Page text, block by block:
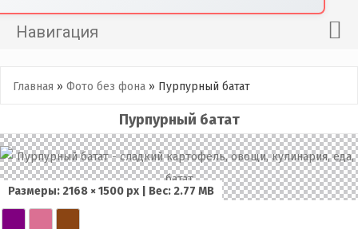
Навигация
Png иконки
Фото без фона
Контакты
Главная » Фото без фона » Пурпурный батат
Пурпурный батат
Размеры: 2168 × 1500 px | Вес: 2.77 MB